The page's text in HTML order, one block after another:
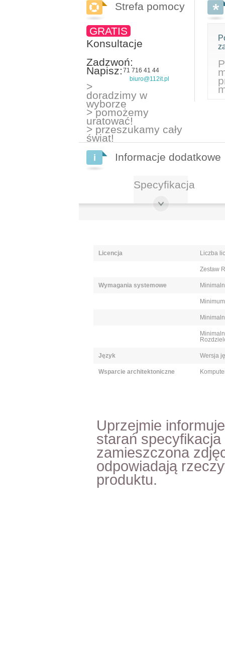
Strefa pomocy
GRATIS
Konsultacje
Zadzwoń:
71 716 41 44
Napisz:
biuro@112it.pl
>
doradzimy w
wyborze
> pomożemy
uratować!
> przeszukamy cały
świat!
Informacje dodatkowe
Specyfikacja
Licencja Liczba
Zestaw
Wymagania systemowe
Język Wersja
Wsparcie architektoniczne
Uprzejmie
starań
zamieszczona
odpowiadają
produktu.